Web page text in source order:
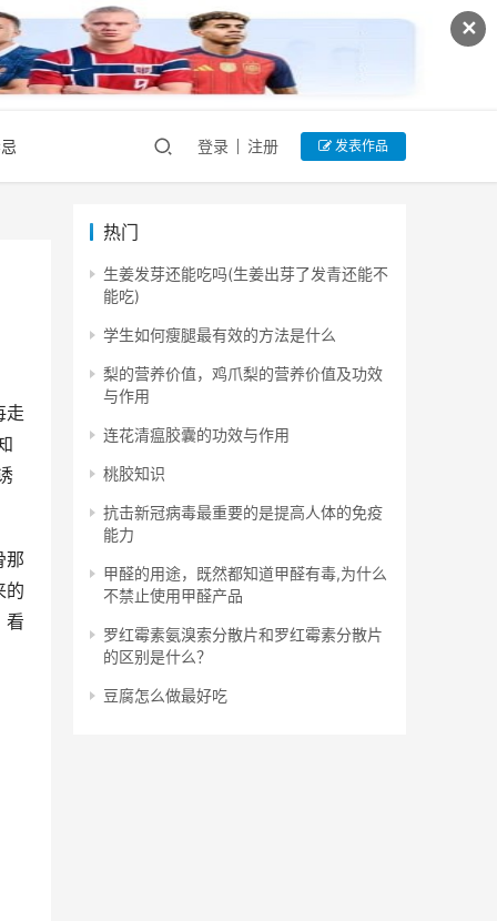
✕
登录 注册 发表作品
走
那
的
看
热门
生姜发芽还能吃吗(生姜出芽了发青还能不
能吃)
学生如何瘦腿最有效的方法是什么
梨的营养价值，鸡爪梨的营养价值及功效
与作用
连花清瘟胶囊的功效与作用
桃胶知识
抗击新冠病毒最重要的是提高人体的免疫
能力
甲醛的用途，既然都知道甲醛有毒,为什么
不禁止使用甲醛产品
罗红霉素氨溴索分散片和罗红霉素分散片
的区别是什么？
豆腐怎么做最好吃